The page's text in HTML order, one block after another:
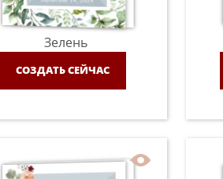
Зелень
СОЗДАТЬ СЕЙЧАС